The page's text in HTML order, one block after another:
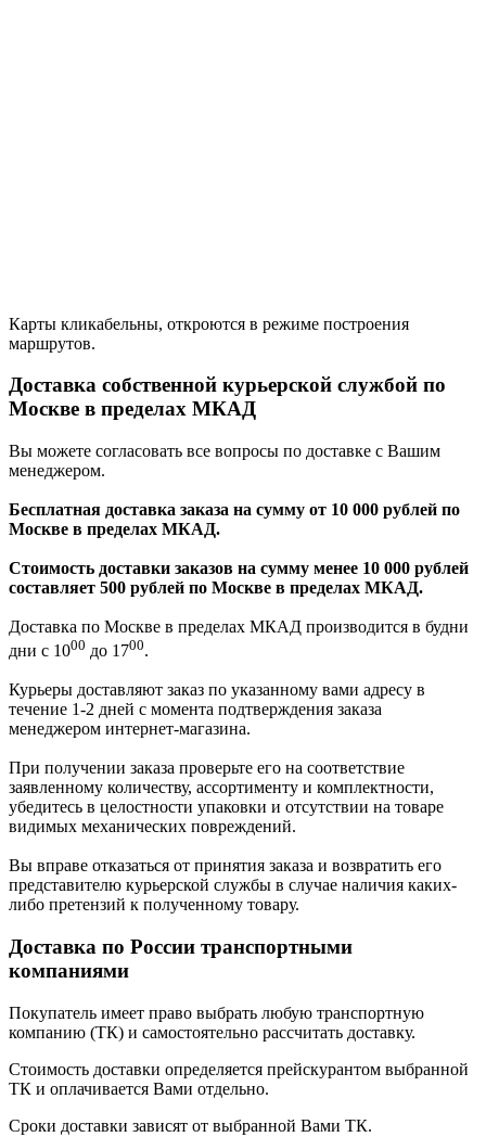
Карты кликабельны, откроются в режиме построения
маршрутов.
Доставка собственной курьерской службой по
Москве в пределах МКАД
Вы можете согласовать все вопросы по доставке с Вашим
менеджером.
Бесплатная доставка заказа на сумму от 10 000 рублей по
Москве в пределах МКАД.
Стоимость доставки заказов на сумму менее 10 000 рублей
составляет 500 рублей по Москве в пределах МКАД.
Доставка по Москве в пределах МКАД производится в будни
дни с 1000 до 1700.
Курьеры доставляют заказ по указанному вами адресу в
течение 1-2 дней с момента подтверждения заказа
менеджером интернет-магазина.
При получении заказа проверьте его на соответствие
заявленному количеству, ассортименту и комплектности,
убедитесь в целостности упаковки и отсутствии на товаре
видимых механических повреждений.
Вы вправе отказаться от принятия заказа и возвратить его
представителю курьерской службы в случае наличия каких-
либо претензий к полученному товару.
Доставка по России транспортными
компаниями
Покупатель имеет право выбрать любую транспортную
компанию (ТК) и самостоятельно рассчитать доставку.
Стоимость доставки определяется прейскурантом выбранной
ТК и оплачивается Вами отдельно.
Сроки доставки зависят от выбранной Вами ТК.